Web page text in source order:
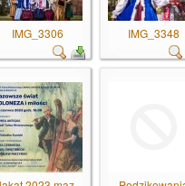
IMG_3306 IMG_3348